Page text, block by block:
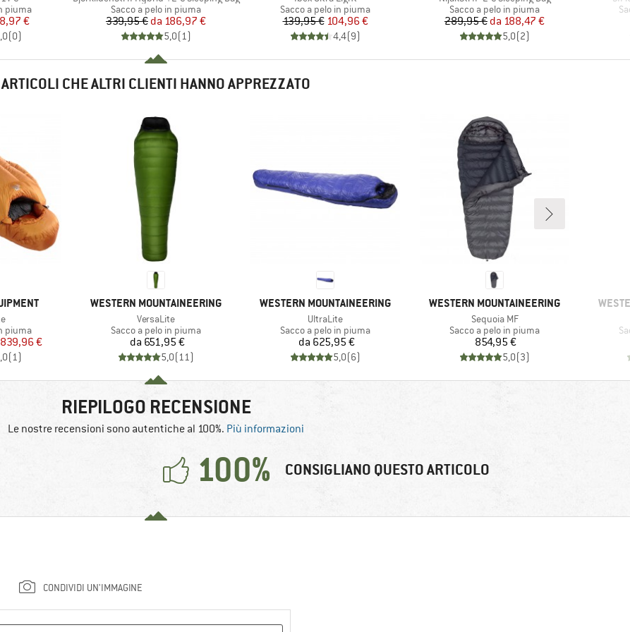
piuma
ridotto
€
(0)
Gruppo di prodotti
Sacco a pelo in piuma
Prezzo
339,95 € Prezzo ridotto
da 186,97 €
5,0(1)
Gruppo di prodotti
Sacco a pelo in piuma
Prezzo
139,95 €Prezzo ridotto
104,96 €
4,4(9)
Gruppo di prodotti
Sacco a pelo in piuma
Prezzo
289,95 € Prezzo ridotto
da 188,47 €
5,0(2)
ARTICOLI CHE ALTRI CLIENTI HANNO APPREZZATO
piuma
ridotto
839,96 €
(1)
MARCHIO
WESTERN MOUNTAINEERING
Articolo
VersaLite
Gruppo di prodotti
Sacco a pelo in piuma
Prezzo
da 651,95 €
5,0(11)
MARCHIO
WESTERN MOUNTAINEERING
Articolo
UltraLite
Gruppo di prodotti
Sacco a pelo in piuma
Prezzo
da 625,95 €
5,0(6)
MARCHIO
WESTERN MOUNTAINEERING
Articolo
Sequoia MF
Gruppo di prodotti
Sacco a pelo in piuma
Prezzo
854,95 €
5,0(3)
RIEPILOGO RECENSIONE
Le nostre recensioni sono autentiche al 100%. Più informazioni
100% CONSIGLIANO QUESTO ARTICOLO
CONDIVIDI UN'IMMAGINE